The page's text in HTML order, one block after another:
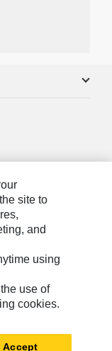
droits réservés.
site to
and
using
use of
cookies.
Accept